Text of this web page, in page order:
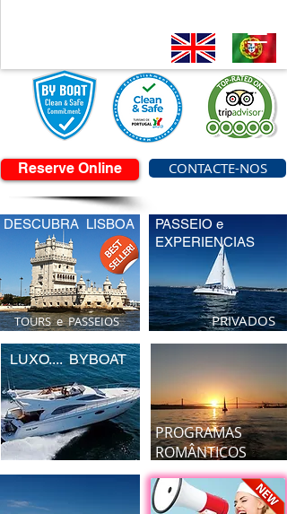
Reserve Online CONTACTE-NOS
DESCUBRA LISBOA
TOURS e PASSEIOS
LUXO.... BYBOAT
PASSEIO e
EXPERIENCIAS
PRIVADOS
PROGRAMAS
ROMÂNTICOS